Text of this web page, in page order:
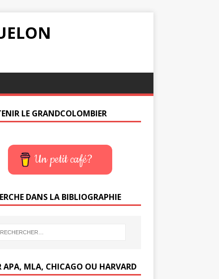
LE GRANDCOLOMBIER
Un petit café?
DANS LA BIBLIOGRAPHIE
APA, MLA, CHICAGO OU HARVARD